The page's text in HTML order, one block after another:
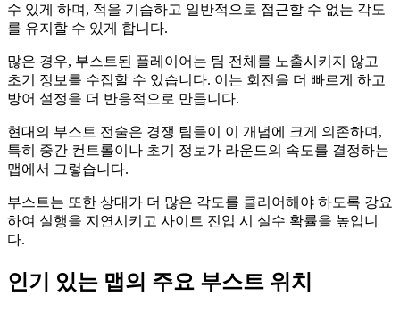
수 있게 하며, 적을 기습하고 일반적으로 접근할 수 없는 각도
를 유지할 수 있게 합니다.
많은 경우, 부스트된 플레이어는 팀 전체를 노출시키지 않고
초기 정보를 수집할 수 있습니다. 이는 회전을 더 빠르게 하고
방어 설정을 더 반응적으로 만듭니다.
현대의 부스트 전술은 경쟁 팀들이 이 개념에 크게 의존하며,
특히 중간 컨트롤이나 초기 정보가 라운드의 속도를 결정하는
맵에서 그렇습니다.
부스트는 또한 상대가 더 많은 각도를 클리어해야 하도록 강요
하여 실행을 지연시키고 사이트 진입 시 실수 확률을 높입니
다.
인기 있는 맵의 주요 부스트 위치